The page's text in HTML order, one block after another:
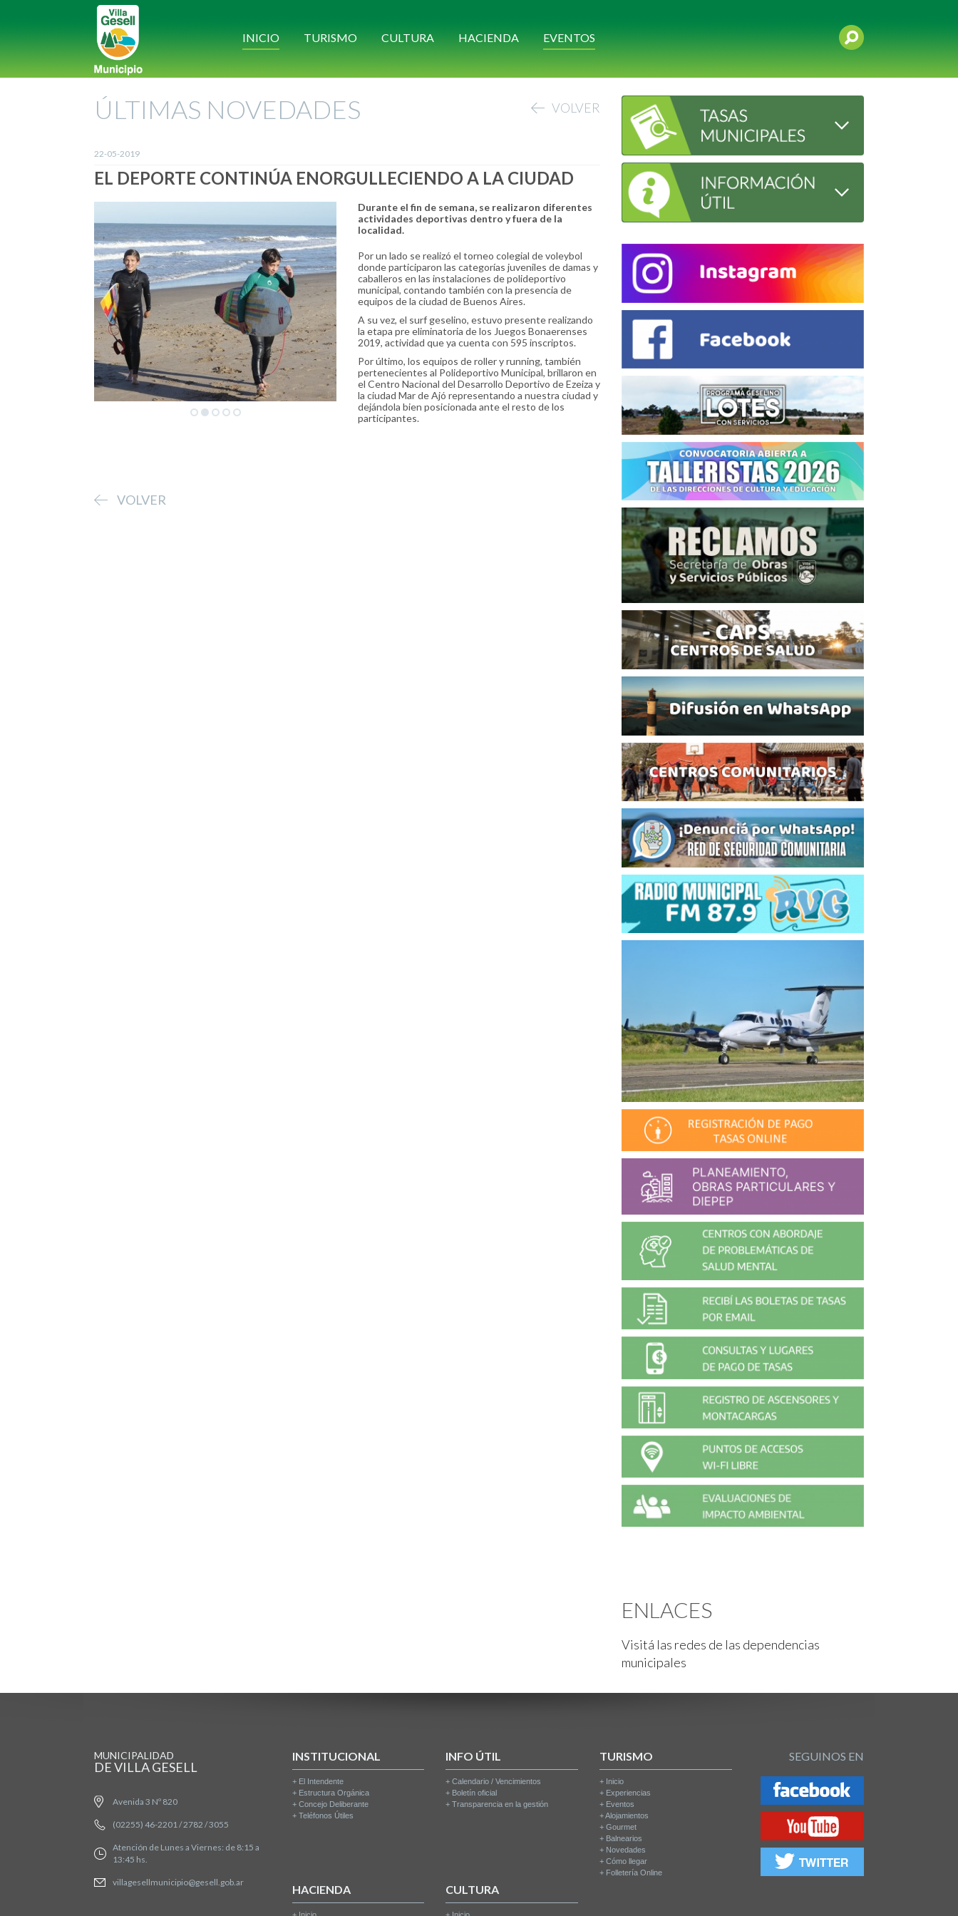
INICIO TURISMO CULTURA HACIENDA EVENTOS
ÚLTIMAS NOVEDADES VOLVER
22-05-2019
EL DEPORTE CONTINÚA ENORGULLECIENDO A LA CIUDAD
Durante el fin de semana, se realizaron diferentes
actividades deportivas dentro y fuera de la
localidad.
Por un lado se realizó el torneo colegial de voleybol
donde participaron las categorías juveniles de damas y
caballeros en las instalaciones de polideportivo
municipal, contando también con la presencia de
equipos de la ciudad de Buenos Aires.
A su vez, el surf geselino, estuvo presente realizando
la etapa pre eliminatoria de los Juegos Bonaerenses
2019, actividad que ya cuenta con 595 inscriptos.
Por último, los equipos de roller y running, también
pertenecientes al Polideportivo Municipal, brillaron en
el Centro Nacional del Desarrollo Deportivo de Ezeiza y
la ciudad Mar de Ajó representando a nuestra ciudad y
dejándola bien posicionada ante el resto de los
participantes.
VOLVER
ENLACES
Visitá las redes de las dependencias
municipales
MUNICIPALIDAD
DE VILLA GESELL
Avenida 3 Nº 820
(02255) 46-2201 / 2782 / 3055
Atención de Lunes a Viernes: de 8:15 a
13:45 hs.
villagesellmunicipio@gesell.gob.ar
INSTITUCIONAL
+ El Intendente
+ Estructura Orgánica
+ Concejo Deliberante
+ Teléfonos Útiles
INFO ÚTIL
+Calendario / Vencimientos
+ Boletín oficial
+Transparencia en la gestión
TURISMO
+ Inicio
+ Experiencias
+ Eventos
+Alojamientos
+Gourmet
+ Balnearios
+ Novedades
+Cómo llegar
+ Folletería Online
HACIENDA CULTURA
SEGUINOS EN